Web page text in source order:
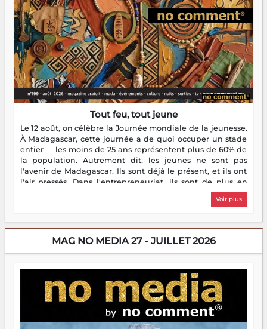
Tout feu, tout jeune
Le 12 août, on célèbre la Journée mondiale de la jeunesse.
À Madagascar, cette journée a de quoi occuper un stade
entier — les moins de 25 ans représentent plus de 60% de
la population. Autrement dit, les jeunes ne sont pas
l'avenir de Madagascar. Ils sont déjà le présent, et ils ont
l'air pressés. Dans l'entrepreneuriat, ils sont de plus en
plus nombreux à se lancer, à créer, à risquer — souvent
sans filet, souvent sans aide, mais toujours avec cette
dorment vraiment la nuit. En culture, les nouvelles sont
encore meilleures. Aina Rasamoelina vient de décrocher le
Prix RFI Instrumental Afrique. Miangaly Elia rafle le Prix
jeunes qui tiennent la torche. Alors oui, on pourrait
s'arrêter là, applaudir et rentrer chez soi satisfait. Mais ce
serait passer à côté d'une chose essentielle. La fougue, ça
brûle fort — et parfois, ça brûle vite. Une flamme sans
direction peut éclairer autant qu'elle peut consumer. C'est
là que les aînés entrent en scène — pas pour reprendre le
Voir plus
MAG NO MEDIA 27 - JUILLET 2026